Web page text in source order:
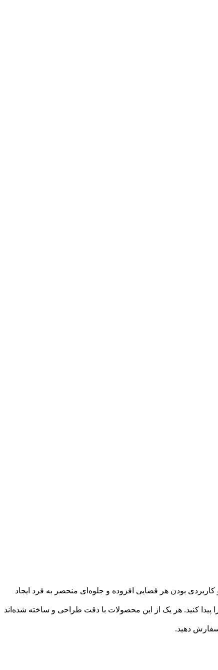
بودن هر فضایی افزوده و جلوه‌ای منحصر به فرد ایجاد
پیدا کنید. هر یک از این محصولات با دقت طراحی و ساخته شده‌اند
سفارش دهید.